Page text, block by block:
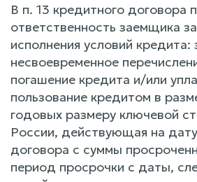
В п. 13 кредитного договора
ответственность заемщика
исполнения условий кредита:
несвоевременное
погашение кредита и/или
пользование кредитом в
годовых размеру ключевой
России, действующая на
договора с суммы
период просрочки с даты,